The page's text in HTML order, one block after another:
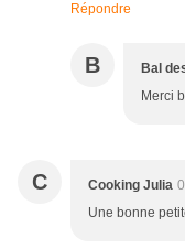
Répondre
B Bal
Merci
C Cooking Julia
Une bonne